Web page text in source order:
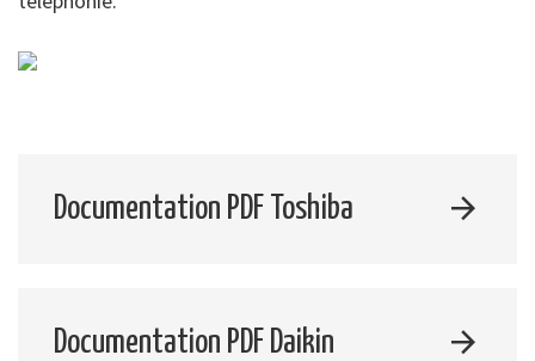
Documentation PDF Toshiba
Documentation PDF Daikin